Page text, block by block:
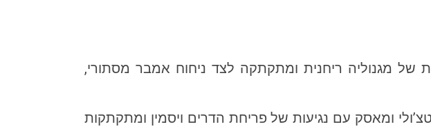
של מגנוליה ריחנית ומתקתקה לצד ניחוח אמבר מסתורי,
ומאסק עם נגיעות של פריחת הדרים ויסמין ומתקתקות